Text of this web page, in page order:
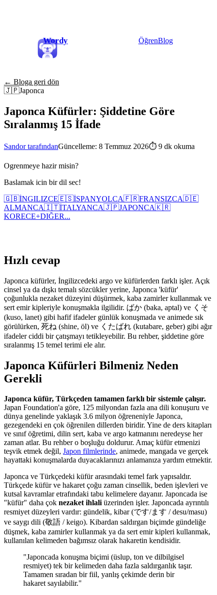
Wordy ÖğrenBlog
← Bloga geri dön
🇯🇵Japonca
Japonca Küfürler: Şiddetine Göre
Sıralanmış 15 İfade
Sandor tarafındanGüncelleme: 8 Temmuz 2026⏱ 9 dk okuma
Ogrenmeye hazir misin?
Baslamak icin bir dil sec!
🇬🇧İNGILIZCE🇪🇸İSPANYOLCA🇫🇷FRANSIZCA🇩🇪
ALMANCA🇮🇹İTALYANCA🇯🇵JAPONCA🇰🇷
KORECE+DIĞER...
Hızlı cevap
Japonca küfürler, İngilizcedeki argo ve küfürlerden farklı işler. Açık
cinsel ya da dışkı temalı sözcükler yerine, Japonca 'küfür'
çoğunlukla nezaket düzeyini düşürmek, kaba zamirler kullanmak ve
sert emir kipleriyle konuşmakla ilgilidir. ばか (baka, aptal) ve くそ
(kuso, lanet) gibi hafif ifadeler günlük konuşmada ve animede sık
görülürken, 死ね (shine, öl) ve くたばれ (kutabare, geber) gibi ağır
ifadeler ciddi bir çatışmayı tetikleyebilir. Bu rehber, şiddetine göre
sıralanmış 15 temel terimi ele alır.
Japonca Küfürleri Bilmeniz Neden
Gerekli
Japonca küfür, Türkçeden tamamen farklı bir sistemle çalışır.
Japan Foundation'a göre, 125 milyondan fazla ana dili konuşuru ve
dünya genelinde yaklaşık 3.6 milyon öğreneniyle Japonca,
gezegendeki en çok öğrenilen dillerden biridir. Yine de ders kitapları
ve sınıf öğretimi, dilin sert, kaba ve argo katmanını neredeyse her
zaman atlar. Bu rehber o boşluğu doldurur. Amaç küfür etmenizi
teşvik etmek değil, Japon filmlerinde, animede, mangada ve gerçek
hayattaki konuşmalarda duyacaklarınızı anlamanıza yardım etmektir.
Japonca ve Türkçedeki küfür arasındaki temel fark yapısaldır.
Türkçede küfür ve hakaret çoğu zaman cinsellik, beden işlevleri ve
kutsal kavramlar etrafındaki tabu kelimelere dayanır. Japoncada ise
"küfür" daha çok nezaket ihlaliüzerinden işler. Japoncada ayrıntılı
resmiyet düzeyleri vardır: gündelik, kibar (です/ます / desu/masu)
ve saygı dili (敬語 / keigo). Kibardan saldırgan biçimde gündeliğe
düşmek, kaba zamirler kullanmak ya da sert emir kipleri kullanmak,
kullanılan kelimeden bağımsız olarak hakaretin kendisidir.
"Japoncada konuşma biçimi (üslup, ton ve dilbilgisel
resmiyet) tek bir kelimeden daha fazla saldırganlık taşır.
Tamamen sıradan bir fiil, yanlış çekimde derin bir
hakaret sayılabilir."